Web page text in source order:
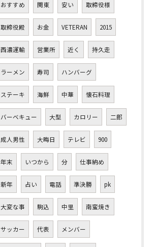
おすすめ 関東 安い 取締役様
取締役殿 お金 VETERAN 2015
西濃運輸 営業所 近く 持久走
ラーメン 寿司 ハンバーグ
ステーキ 海鮮 中華 懐石料理
バーベキュー 大型 カロリー 二郎
成人男性 大晦日 テレビ 900
年末 いつから 分 仕事納め
新年 占い 電話 準決勝 pk
大変な事 駒込 中里 南蛮焼き
サッカー 代表 メンバー